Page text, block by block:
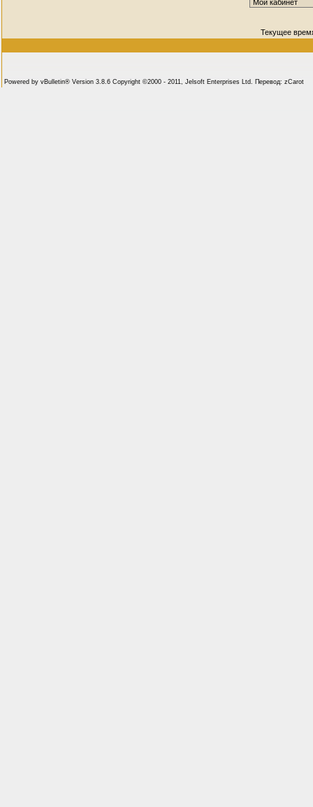
Текущее
Powered by vBulletin® Version 3.8.6 Copyright ©2000 - 2011, Jelsoft Enterprises Ltd. Перевод: zCarot